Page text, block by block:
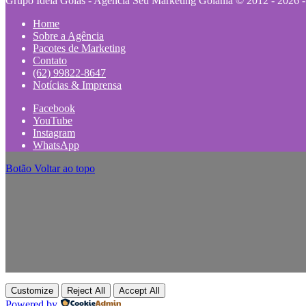
Home
Sobre a Agência
Pacotes de Marketing
Contato
(62) 99822-8647
Notícias & Imprensa
Facebook
YouTube
Instagram
WhatsApp
Botão Voltar ao topo
Customize Reject All Accept All